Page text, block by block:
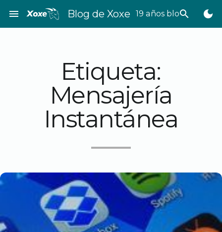
contenido
menu Blog de Xoxe 19 años bloggeando
search dark_mode
Etiqueta:
Mensajería
Instantánea